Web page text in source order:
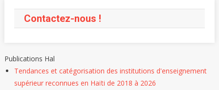
Contactez-nous !
Publications Hal
Tendances et catégorisation des institutions d'enseignement
supérieur reconnues en Haïti de 2018 à 2026